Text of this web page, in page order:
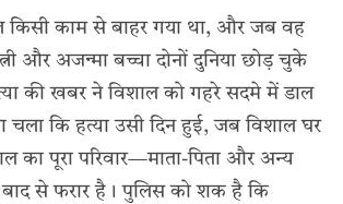
किसी काम से बाहर गया था, और जब वह
और अजन्मा बच्चा दोनों दुनिया छोड़ चुके
की खबर ने विशाल को गहरे सदमे में डाल
चला कि हत्या उसी दिन हुई, जब विशाल घर
का पूरा परिवार—माता-पिता और अन्य
से फरार है। पुलिस को शक है कि